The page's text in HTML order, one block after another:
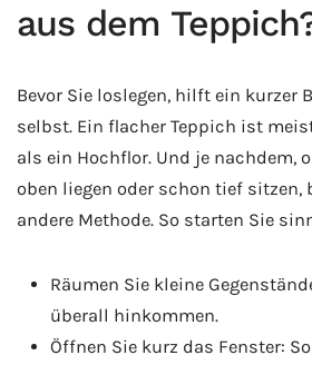
aus dem
Bevor Sie loslegen, hilft ein kurzer
selbst. Ein flacher Teppich ist
als ein Hochflor. Und je nachdem,
oben liegen oder schon tief sitzen,
andere Methode. So starten Sie
Räumen Sie kleine
überall hinkommen.
Öffnen Sie kurz das Fenster: